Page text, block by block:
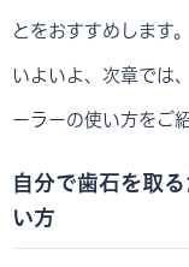
とをおすすめします。
いよいよ、次章では
ーラーの使い方をご
自分で歯石を取
い方